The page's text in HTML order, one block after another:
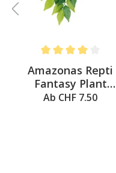
Average rating of
Amazonas Repti
Fantasy Plant
008,
Ab CHF 7.50